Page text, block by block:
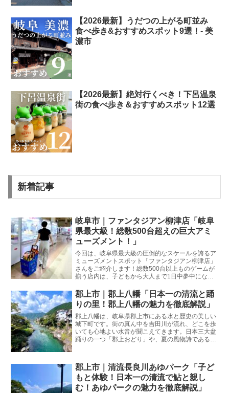
【2026最新】うだつの上がる町並み
食べ歩き&おすすめスポット9選！- 美
濃市
【2026最新】絶対行くべき！下呂温泉
街の食べ歩き＆おすすめスポット12選
新着記事
岐阜市｜ファンタジアン柳津店「岐阜
県最大級！総数500台超えの巨大アミ
ューズメント！」
今回は、岐阜県最大級の圧倒的なスケールを誇るア
ミューズメントスポット「ファンタジアン柳津店」
さんをご紹介します！総数500台以上ものゲームが
揃う店内は、子どもから大人まで1日中夢中になっ
けや雨の日のレジャーにもぴったりの魅力を徹底解
説します！
郡上市｜郡上八幡「日本一の清流と踊
りの里！郡上八幡の魅力を徹底解説」
郡上八幡は、岐阜県郡上市にある水と歴史の美しい
城下町です。街の真ん中を吉田川が流れ、どこを歩
いても心地よい水音が聞こえてきます。日本三大盆
踊りの一つ「郡上おどり」や、夏の風物詩である子
ないためのリアルな情報と魅力をたっぷりとお伝え
します。
郡上市｜清流長良川あゆパーク「子ど
もと体験！日本一の清流で鮎と親し
む！あゆパークの魅力を徹底解説」